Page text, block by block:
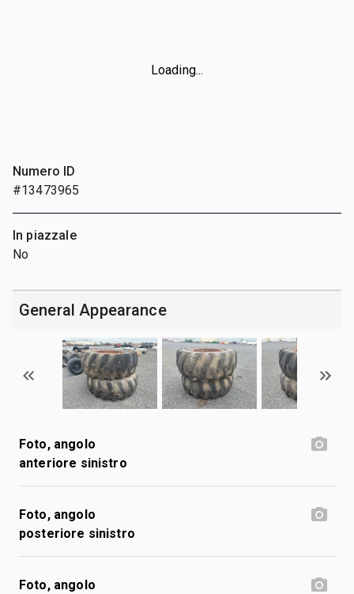
Loading...
Numero ID
#13473965
In piazzale
No
General Appearance
Foto, angolo
anteriore sinistro
Foto, angolo
posteriore sinistro
Foto, angolo